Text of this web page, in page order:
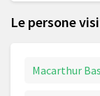
Le persone
Macarthur